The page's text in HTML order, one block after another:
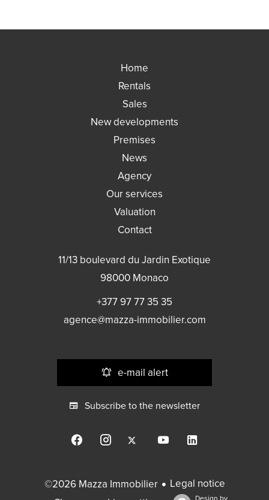
Home
Rentals
Sales
New developments
Premises
News
Agency
Our services
Valuation
Contact
11/13 boulevard du Jardin Exotique
98000 Monaco
+377 97 77 35 35
agence@mazza-immobilier.com
e-mail alert
Subscribe to the newsletter
©2026 Mazza Immobilier
Legal notice
Design by